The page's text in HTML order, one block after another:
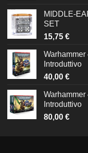
MIDDLE-
SET
15,75 €
Introduttivo
40,00 €
Introduttivo
80,00 €